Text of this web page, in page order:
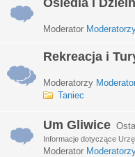
Osiedla i
Moderator
Rekreacja i
Moderatorzy
Taniec
Um Gliwice
Informacje dotyczące
Moderator